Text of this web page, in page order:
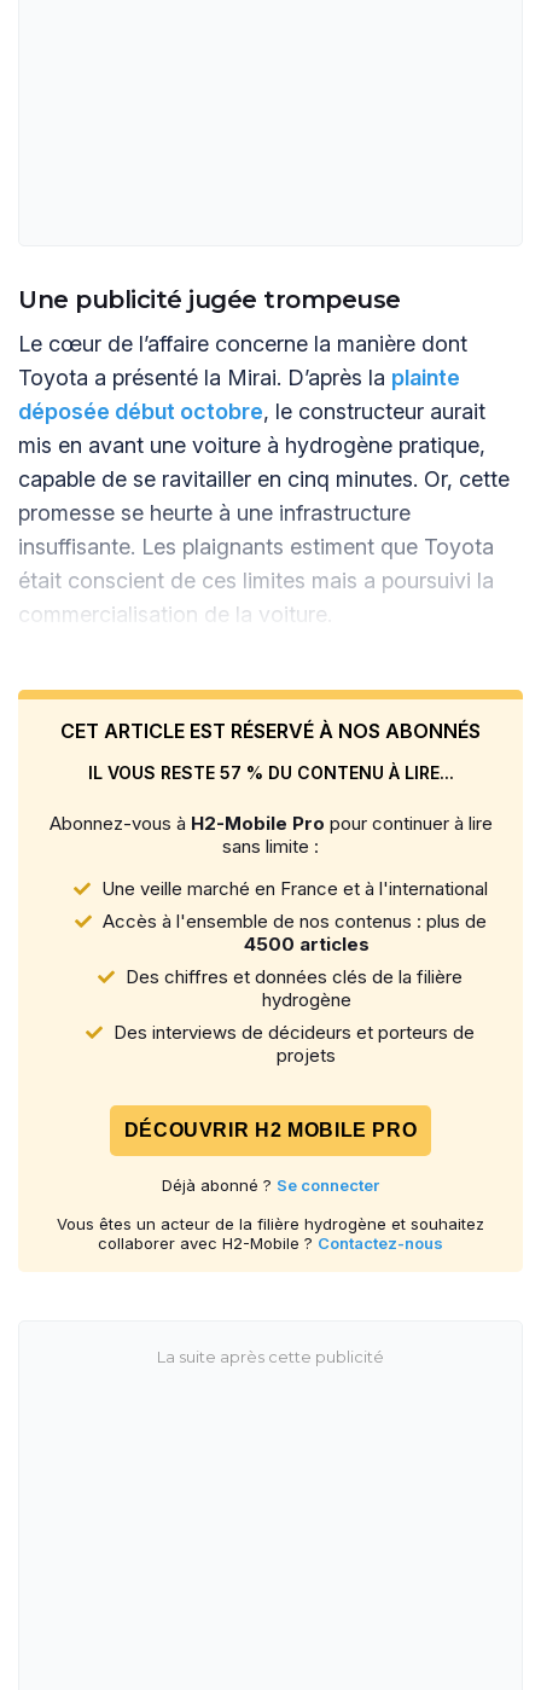
Une publicité jugée trompeuse
Le cœur de l’affaire concerne la manière dont
Toyota a présenté la Mirai. D’après la plainte
déposée début octobre, le constructeur aurait
mis en avant une voiture à hydrogène pratique,
capable de se ravitailler en cinq minutes. Or, cette
promesse se heurte à une infrastructure
insuffisante. Les plaignants estiment que Toyota
était conscient de ces limites mais a poursuivi la
commercialisation de la voiture.
CET ARTICLE EST RÉSERVÉ À NOS ABONNÉS
IL VOUS RESTE 57 % DU CONTENU À LIRE...
Abonnez-vous à H2-Mobile Pro pour continuer à lire
sans limite :
Une veille marché en France et à l'international
Accès à l'ensemble de nos contenus : plus de
4500 articles
Des chiffres et données clés de la filière
hydrogène
Des interviews de décideurs et porteurs de
projets
DÉCOUVRIR H2 MOBILE PRO
Déjà abonné ? Se connecter
Vous êtes un acteur de la filière hydrogène et souhaitez
collaborer avec H2-Mobile ? Contactez-nous